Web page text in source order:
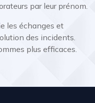
par leur prénom.
les échanges et
des incidents.
plus efficaces.